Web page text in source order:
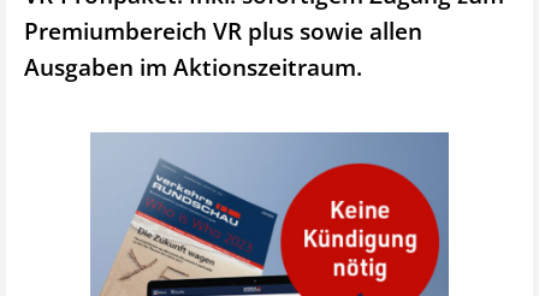
Premiumbereich VR plus sowie allen
Ausgaben im Aktionszeitraum.